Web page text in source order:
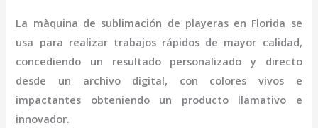
La màquina de sublimación de playeras en Florida se
usa para realizar trabajos rápidos de mayor calidad,
concediendo un resultado personalizado y directo
desde un archivo digital, con colores vivos e
impactantes obteniendo un producto llamativo e
innovador.